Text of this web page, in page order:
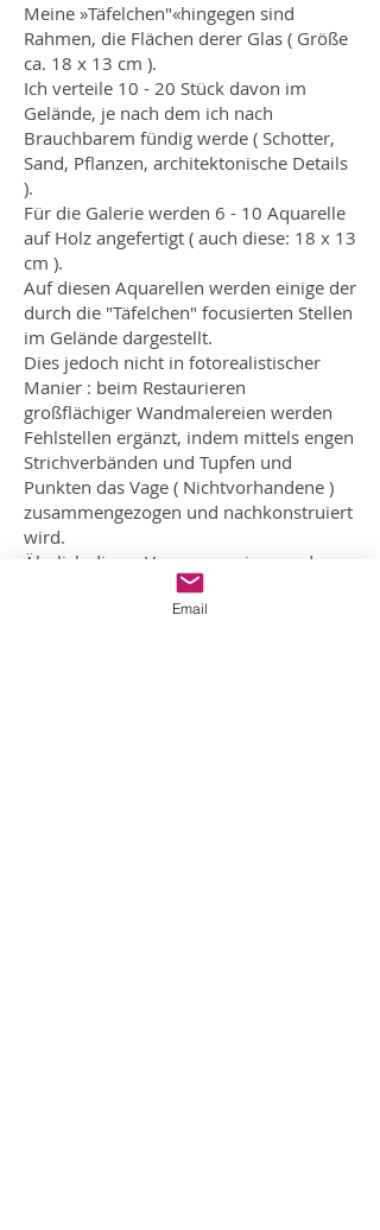
Meine »Täfelchen"«hingegen sind
Rahmen, die Flächen derer Glas ( Größe
ca. 18 x 13 cm ).
Ich verteile 10 - 20 Stück davon im
Gelände, je nach dem ich nach
Brauchbarem fündig werde ( Schotter,
Sand, Pflanzen, architektonische Details
).
Für die Galerie werden 6 - 10 Aquarelle
auf Holz angefertigt ( auch diese: 18 x 13
cm ).
Auf diesen Aquarellen werden einige der
durch die "Täfelchen" focusierten Stellen
im Gelände dargestellt.
Dies jedoch nicht in fotorealistischer
Manier : beim Restaurieren
großflächiger Wandmalereien werden
Fehlstellen ergänzt, indem mittels engen
Strichverbänden und Tupfen und
Punkten das Vage ( Nichtvorhandene )
zusammengezogen und nachkonstruiert
wird.
Ähnlich dieser Vorgangsweise werden
Ausschnitte des Geländes, die ja in der
Galerie nicht vorhanden sind, dem
Email